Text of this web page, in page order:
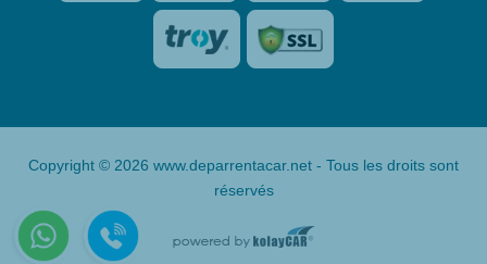
Copyright © 2026 www.deparrentacar.net - Tous les droits sont
réservés